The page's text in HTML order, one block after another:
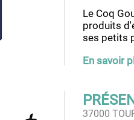
Le Coq
produits
ses petits
En savoir
37000